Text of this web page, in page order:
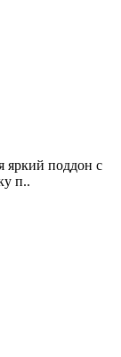
яркий поддон с
п..